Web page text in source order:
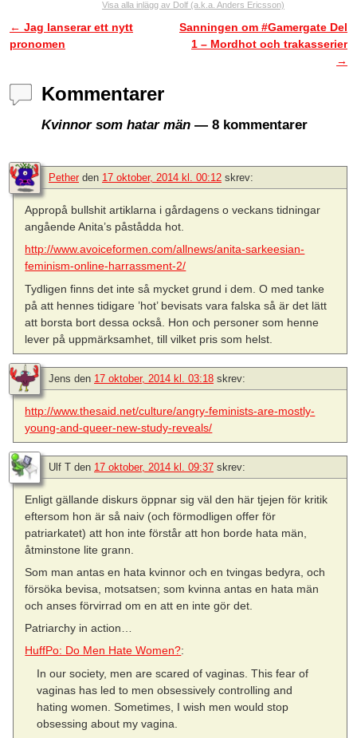
Visa alla inlägg av Dolf (a.k.a. Anders Ericsson)
Inläggsnavigering
← Jag lanserar ett nytt
pronomen
Sanningen om #Gamergate Del
1 – Mordhot och trakasserier
→
Kommentarer
Kvinnor som hatar män — 8 kommentarer
Pether den 17 oktober, 2014 kl. 00:12 skrev:
Appropå bullshit artiklarna i gårdagens o veckans tidningar
angående Anita’s påstådda hot.
http://www.avoiceformen.com/allnews/anita-sarkeesian-
feminism-online-harrassment-2/
Tydligen finns det inte så mycket grund i dem. O med tanke
på att hennes tidigare ’hot’ bevisats vara falska så är det lätt
att borsta bort dessa också. Hon och personer som henne
lever på uppmärksamhet, till vilket pris som helst.
Jens den 17 oktober, 2014 kl. 03:18 skrev:
http://www.thesaid.net/culture/angry-feminists-are-mostly-
young-and-queer-new-study-reveals/
Ulf T den 17 oktober, 2014 kl. 09:37 skrev:
Enligt gällande diskurs öppnar sig väl den här tjejen för kritik
eftersom hon är så naiv (och förmodligen offer för
patriarkatet) att hon inte förstår att hon borde hata män,
åtminstone lite grann.
Som man antas en hata kvinnor och en tvingas bedyra, och
försöka bevisa, motsatsen; som kvinna antas en hata män
och anses förvirrad om en att en inte gör det.
Patriarchy in action…
HuffPo: Do Men Hate Women?:
In our society, men are scared of vaginas. This fear of
vaginas has led to men obsessively controlling and
hating women. Sometimes, I wish men would stop
obsessing about my vagina.